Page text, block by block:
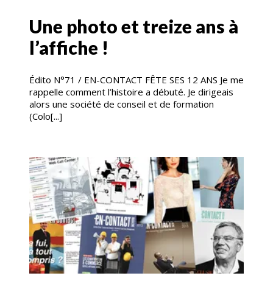
Une photo et treize ans à
l’affiche !
Édito N°71 / EN-CONTACT FÊTE SES 12 ANS Je me
rappelle comment l’histoire a débuté. Je dirigeais
alors une société de conseil et de formation
(Colo[...]